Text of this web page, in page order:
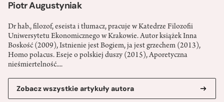
Piotr Augustyniak
Dr hab., filozof, eseista i tłumacz, pracuje w Katedrze Filozofii
Uniwersytetu Ekonomicznego w Krakowie. Autor książek Inna
Boskość (2009), Istnienie jest Bogiem, ja jest grzechem (2013),
Homo polacus. Eseje o polskiej duszy (2015), Aporetyczna
nieśmiertelność....
Zobacz wszystkie artykuły autora